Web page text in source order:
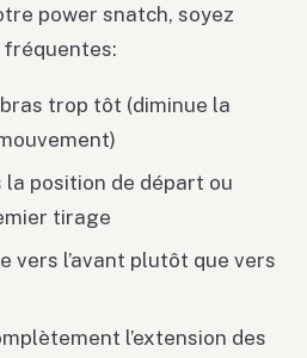
power snatch, soyez
trop tôt (diminue la
la position de départ ou
tirage
vers l’avant plutôt que vers
l’extension des